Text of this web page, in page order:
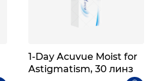
1-Day Acuvue Moist for
Astigmatism, 30 линз